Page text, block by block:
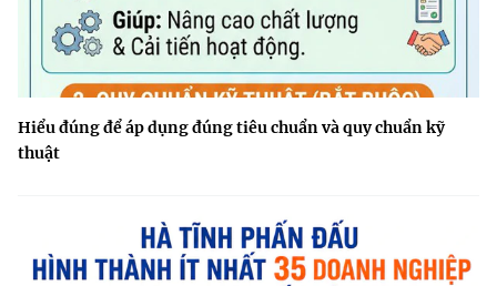
Hiểu đúng để áp dụng đúng tiêu chuẩn và quy chuẩn kỹ
thuật